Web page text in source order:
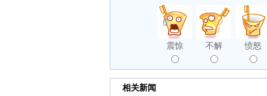
震惊 不解 愤怒
相关新闻